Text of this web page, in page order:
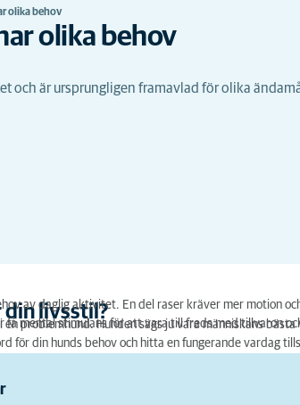
olika behov
olika behov
och är ursprungligen framavlad för olika
din livsstil?
av daglig aktivitet. En del raser kräver mer motion
mental stimulans för att vara till freds med tillvaron
problemhund. Hunden sägs ju vara människans
för din hunds behov och hitta en fungerande vardag